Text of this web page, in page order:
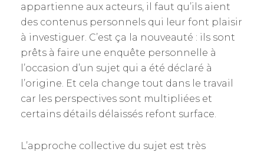
appartienne aux acteurs, il faut qu’ils aient
des contenus personnels qui leur font plaisir
à investiguer. C’est ça la nouveauté : ils sont
prêts à faire une enquête personnelle à
l’occasion d’un sujet qui a été déclaré à
l’origine. Et cela change tout dans le travail
car les perspectives sont multipliées et
certains détails délaissés refont surface.
L’approche collective du sujet est très